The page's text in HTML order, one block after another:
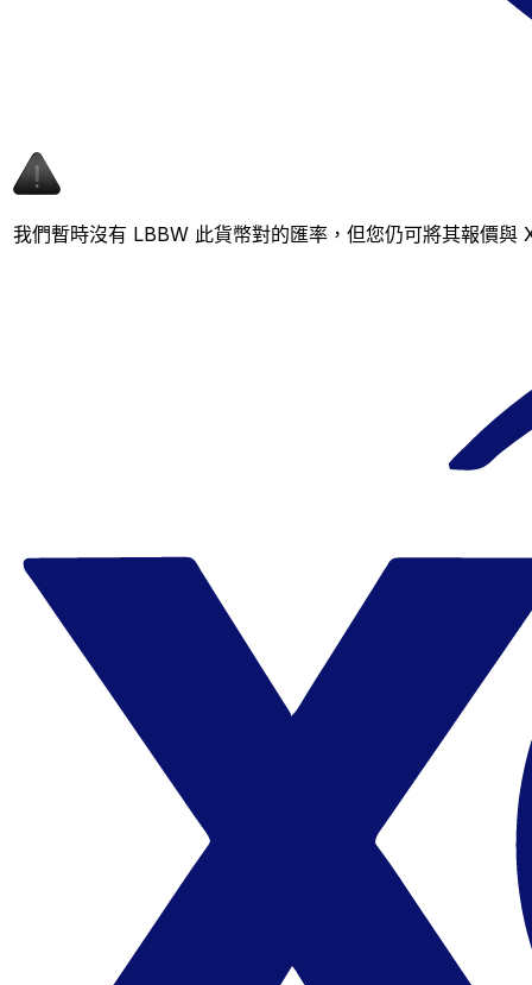
我們暫時沒有 LBBW 此貨幣對的匯率，但您仍可將其報價